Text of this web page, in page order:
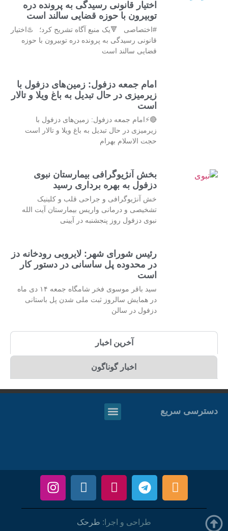
اختیار قانونی رسیدگی به پرونده دره
توبیرون با حوزه قضایی سالند است
#اختصاصی 🔻یک منبع آگاه تشریح کرد؛ ♨️اختیار
قانونی رسیدگی به پرونده دره توبیرون با حوزه
قضایی سالند است
امام جمعه دزفول: زمین‌های دزفول با
زیرمیزی در حال تبدیل به باغ ویلا و تالار
است
🔴⚡امام جمعه دزفول: زمین‌های دزفول با
زیرمیزی در حال تبدیل به باغ ویلا و تالار است
حجت الاسلام بهرام
بخش آنژیوگرافی بیمارستان نبوی
دزفول به بهره برداری رسید
خش آنژیوگرافی و جراحی قلب و کلینیک
تشخیصی و درمانی واریس بیمارستان آیت الله
نبوی دزفول روز پنجشنبه در آیینی
رئیس شورای شهر: لایروبی رودخانه دز
در محدوده پل ساسانی در دستور کار
است
سید باقر موسوی فخر شامگاه جمعه ۱۴ دی ماه
در همایش سالروز ثبت ملی شدن پل باستانی
دزفول در سالن
آخرین اخبار
اخبار گوناگون
دسترسی سریع
طراحی و اجرا: طرحک